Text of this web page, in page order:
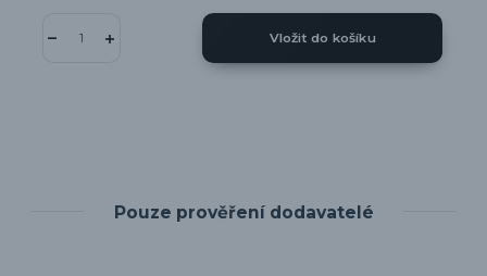
Vložit do košíku
Pouze prověření dodavatelé